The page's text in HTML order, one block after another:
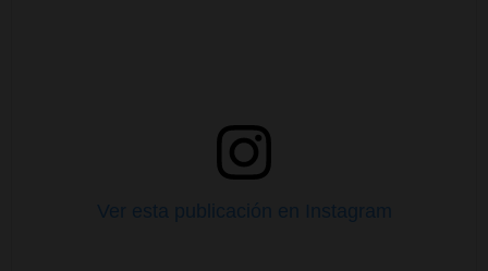
Ver esta publicación en Instagram